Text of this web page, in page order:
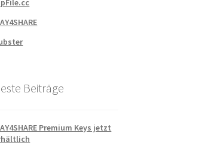
Beiträge
Premium Keys jetzt